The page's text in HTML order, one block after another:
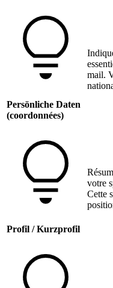
Persönliche Daten
(coordonnées)
mail.
Profil / Kurzprofil
votre
Cette